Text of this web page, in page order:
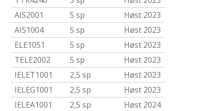
AIS2001
5 sp
Høst 2023
AIS1004
5 sp
Høst 2023
ELE1051
5 sp
Høst 2023
TELE2002
5 sp
Høst 2023
IELET1001
2,5 sp
Høst 2023
IELEG1001
2,5 sp
Høst 2023
IELEA1001
2,5 sp
Høst 2024